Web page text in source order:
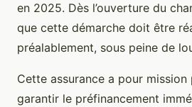
en 2025. Dès l’ouverture du
que cette démarche doit être
préalablement, sous peine de
Cette assurance a pour
garantir le préfinancement